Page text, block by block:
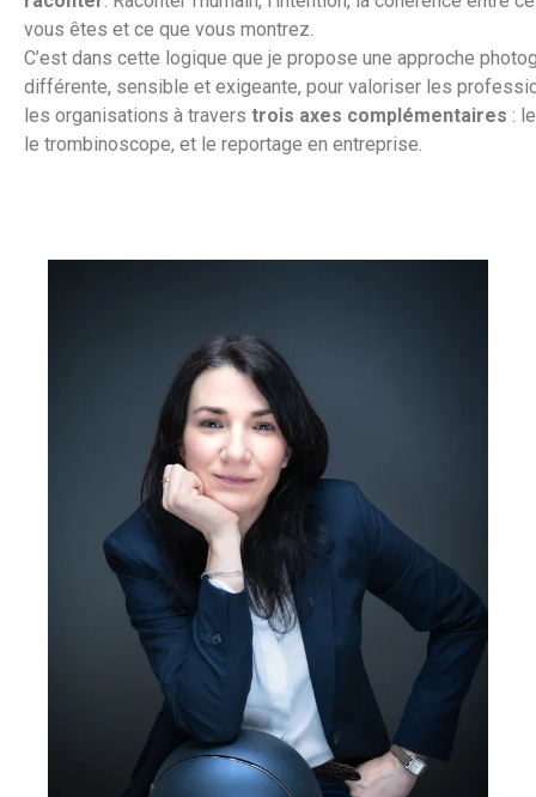
vous êtes et ce que vous montrez.
C’est dans cette logique que je propose une approche
différente, sensible et exigeante, pour valoriser les
les organisations à travers trois axes complémentaires :
le trombinoscope, et le reportage en entreprise.